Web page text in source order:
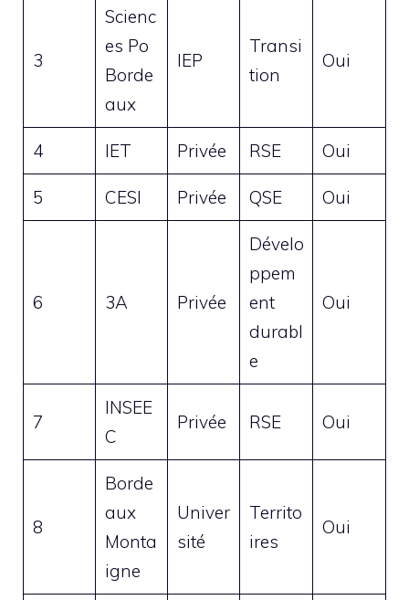
3
Scienc
es Po
Borde
aux
IEP
Transi
tion
Oui
4 IET Privée RSE Oui
5 CESI Privée QSE Oui
6 3A Privée
Dévelo
ppem
ent
durabl
e
Oui
7
INSEE
C
Privée RSE Oui
8
Borde
aux
Monta
igne
Univer
sité
Territo
ires
Oui